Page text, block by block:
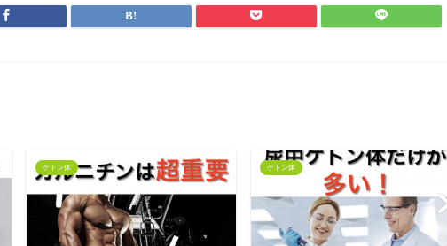
ケトン体 ケトン体